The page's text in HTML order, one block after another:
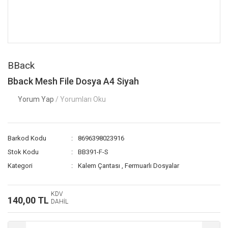
BBack
Bback Mesh File Dosya A4 Siyah
Yorum Yap / Yorumları Oku
Barkod Kodu
8696398023916
Stok Kodu
BB391-F-S
Kategori
Kalem Çantası ,Fermuarlı Dosyalar
140,00 TL
KDV
DAHİL